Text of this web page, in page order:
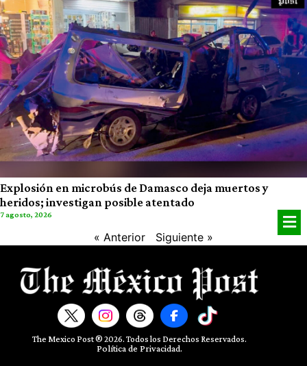
Explosión en microbús de Damasco deja muertos y
heridos; investigan posible atentado
7 agosto, 2026
« Anterior Siguiente »
The Mexico Post ® 2026. Todos los Derechos Reservados.​
Política de Privacidad.